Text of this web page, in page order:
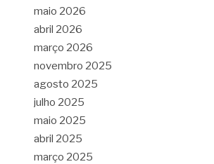
maio 2026
abril 2026
março 2026
novembro 2025
agosto 2025
julho 2025
maio 2025
abril 2025
março 2025